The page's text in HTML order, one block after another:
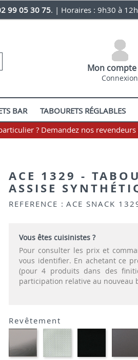
99 05 30 75. | Horaires : 9h30 à
Mon
Connexion
BAR TABOURETS RÉGLABLES
? Demandez nos
ACE 1329 -
ASSISE
REFERENCE : ACE SNACK
Vous êtes cuisinistes ?
Pour consulter les prix et
vous identifier. En achetant ce
(pour 4 produits dans des
participation relative au nouveau
Revêtement
CARBON
LOOK-
SIMILI
SONOR
ALU-
SIMILI
SIMILI